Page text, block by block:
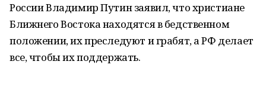
России Владимир Путин заявил, что христиане
Ближнего Востока находятся в бедственном
положении, их преследуют и грабят, а РФ делает
все, чтобы их поддержать.